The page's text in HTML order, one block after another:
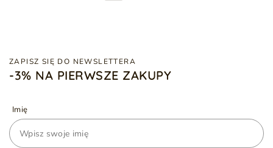
ZAPISZ SIĘ DO NEWSLETTERA
-3% NA PIERWSZE ZAKUPY
Imię